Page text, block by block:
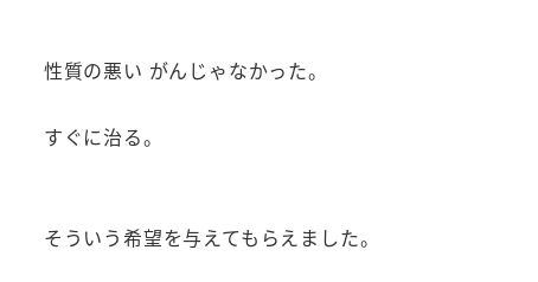
性質の悪い がんじゃなかった。
すぐに治る。
そういう希望を与えてもらえました。